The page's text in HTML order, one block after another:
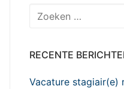
RECENTE
Vacature stagiair(e)